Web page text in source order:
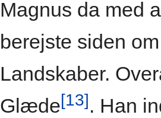
Magnus da med
berejste siden
Landskaber.
Glæde[13]. Han